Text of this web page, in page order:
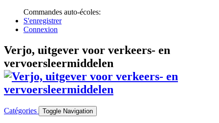
Commandes auto-écoles:
S'enregistrer
Connexion
Verjo, uitgever voor verkeers- en
vervoersleermiddelen
Catégories Toggle Navigation